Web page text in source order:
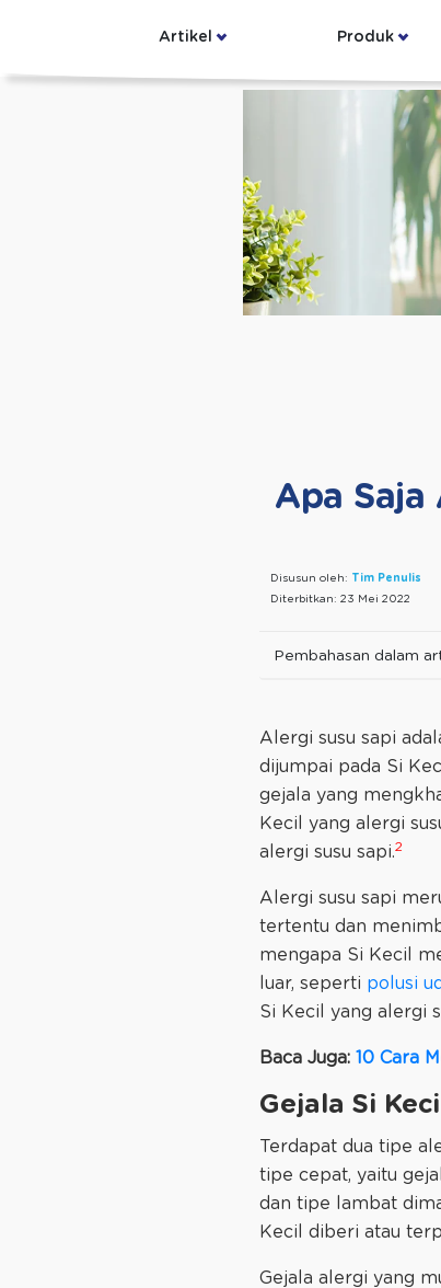
Artikel Produk
Apa Saja
Disusun oleh: Tim Penulis
Diterbitkan: 23 Mei 2022
Pembahasan dalam
Alergi susu sapi
dijumpai pada Si
gejala yang
Kecil yang alergi
alergi susu sapi.2
Alergi susu sapi
tertentu dan
mengapa Si Kecil
luar, seperti polusi
Si Kecil yang alergi
Baca Juga: 10 Cara
Gejala Si
Terdapat dua tipe
tipe cepat, yaitu
dan tipe lambat
Kecil diberi atau
Gejala alergi yang